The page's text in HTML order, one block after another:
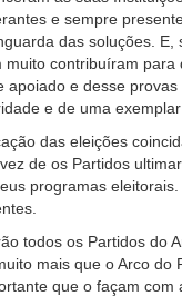
e sempre
das soluções. E,
muito contribuíram para
apoiado e desse provas
e de uma exemplar
das eleições
de os Partidos
programas
todos os Partidos do
mais que o Arco do
que o façam com